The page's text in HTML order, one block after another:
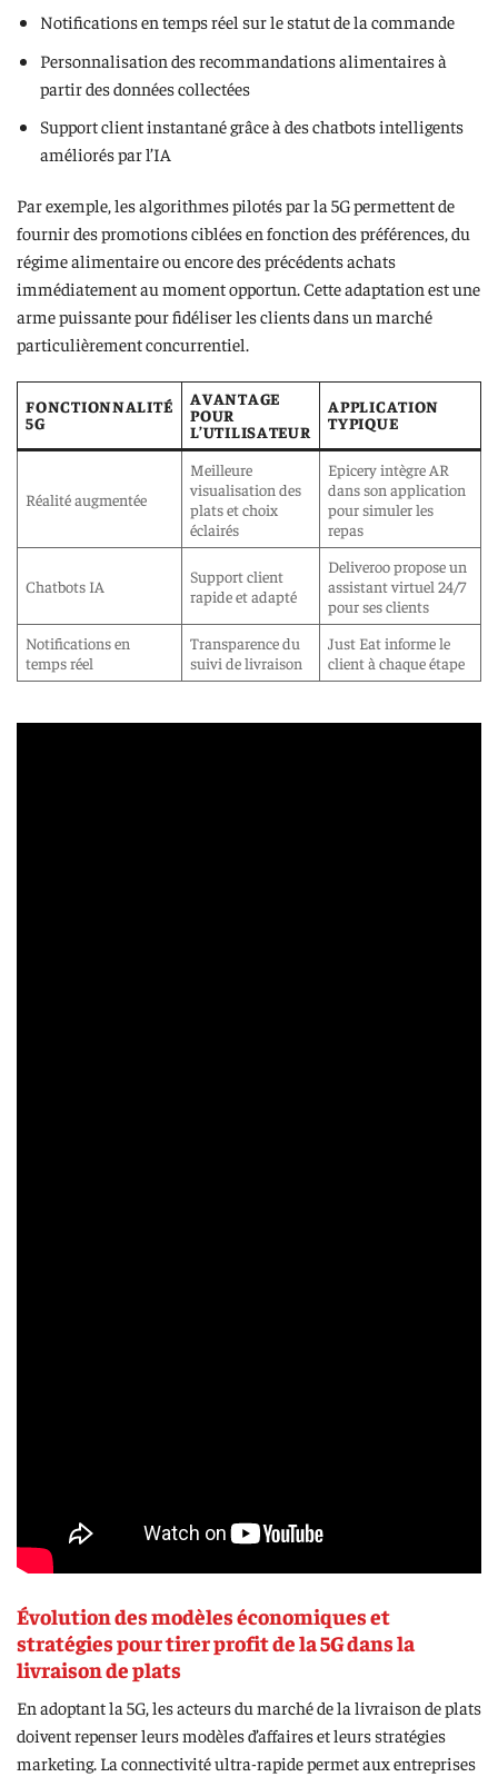
Notifications en temps réel sur le statut de la commande
Personnalisation des recommandations alimentaires à
partir des données collectées
Support client instantané grâce à des chatbots intelligents
améliorés par l’IA
Par exemple, les algorithmes pilotés par la 5G permettent de
fournir des promotions ciblées en fonction des préférences, du
régime alimentaire ou encore des précédents achats
immédiatement au moment opportun. Cette adaptation est une
arme puissante pour fidéliser les clients dans un marché
particulièrement concurrentiel.
FONCTIONNALITÉ
5G
AVANTAGE
POUR
L’UTILISATEUR
APPLICATION
TYPIQUE
Réalité augmentée
Meilleure
visualisation des
plats et choix
éclairés
Epicery intègre AR
dans son application
pour simuler les
repas
Chatbots IA
Support client
rapide et adapté
Deliveroo propose un
assistant virtuel 24/7
pour ses clients
Notifications en
temps réel
Transparence du
suivi de livraison
Just Eat informe le
client à chaque étape
Évolution des modèles économiques et
stratégies pour tirer profit de la 5G dans la
livraison de plats
En adoptant la 5G, les acteurs du marché de la livraison de plats
doivent repenser leurs modèles d’affaires et leurs stratégies
marketing. La connectivité ultra-rapide permet aux entreprises